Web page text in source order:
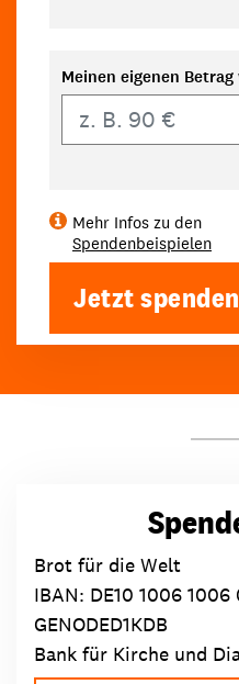
Meinen eigenen
Mehr Infos zu den
Spendenbeispielen
Jetzt spenden
Brot für die Welt
IBAN: DE10 1006
GENODED1KDB
Bank für Kirche und